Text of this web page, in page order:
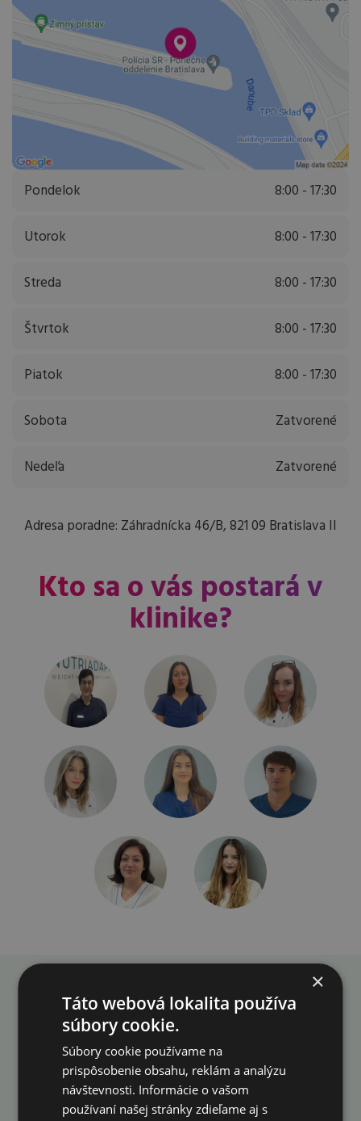
Pondelok 8:00 - 17:30
Utorok 8:00 - 17:30
Streda 8:00 - 17:30
Štvrtok 8:00 - 17:30
Piatok 8:00 - 17:30
Sobota Zatvorené
Nedeľa Zatvorené
Adresa poradne: Záhradnícka 46/B, 821 09 Bratislava II
Kto sa o vás postará v
klinike?
Ide o vaše zdravie. Každá
minúta sa počíta.
Konzultáciu
neodkladajte. Urobte
×
Táto webová lokalita používa
súbory cookie.
Súbory cookie používame na
prispôsobenie obsahu, reklám a analýzu
návštevnosti. Informácie o vašom
používaní našej stránky zdieľame aj s